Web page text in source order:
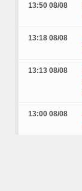
13:50 08/08
13:18 08/08
13:13 08/08
13:00 08/08